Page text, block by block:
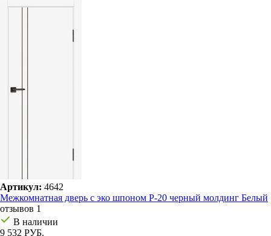
Артикул: 4642
Межкомнатная дверь с эко шпоном P-20 черный молдинг Белый
отзывов 1
В наличии
9 532 РУБ.